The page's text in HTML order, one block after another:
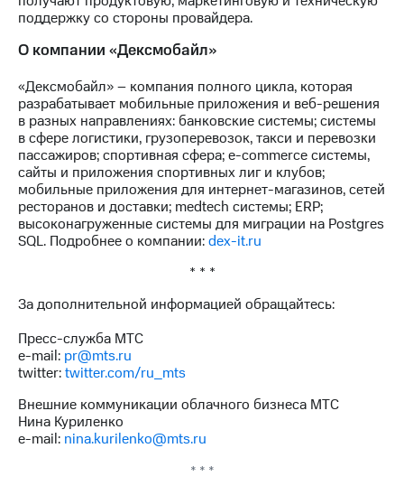
поддержку со стороны провайдера.
О компании «Дексмобайл»
«Дексмобайл» – компания полного цикла, которая
разрабатывает мобильные приложения и веб-решения
в разных направлениях: банковские системы; системы
в сфере логистики, грузоперевозок, такси и перевозки
пассажиров; спортивная сфера; e-commerce системы,
сайты и приложения спортивных лиг и клубов;
мобильные приложения для интернет-магазинов, сетей
ресторанов и доставки; medtech системы; ERP;
высоконагруженные системы для миграции на Postgres
SQL. Подробнее о компании:dex-it.ru
* * *
За дополнительной информацией обращайтесь:
Пресс-служба МТС
e-mail: pr@mts.ru
twitter:twitter.com/ru_mts
Внешние коммуникации облачного бизнеса МТС
Нина Куриленко
e-mail: nina.kurilenko@mts.ru
* * *